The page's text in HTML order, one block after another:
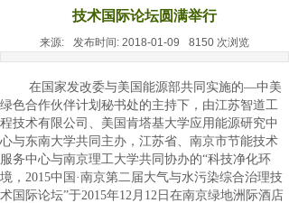
技术国际论坛圆满举行
来源: 发布时间: 2018-01-09 8150 次浏览
在国家发改委与美国能源部共同实施的—中美
绿色合作伙伴计划秘书处的主持下，由江苏智道工
程技术有限公司、美国肯塔基大学应用能源研究中
心与东南大学共同主办，江苏省、南京市节能技术
服务中心与南京理工大学共同协办的“科技净化环
境， 2015中国 ·南京第二届大气与水污染综合治理技
术国际论坛”于2015年12月 12 日在南京绿地洲际酒店